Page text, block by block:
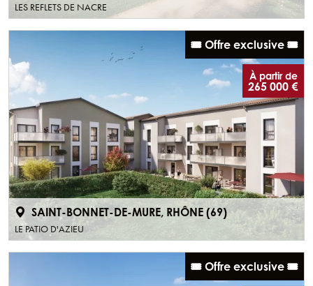
LES REFLETS DE NACRE
🎟️ Offre exclusive 🎟️
À partir de
265 000 €
SAINT-BONNET-DE-MURE, RHÔNE (69)
LE PATIO D'AZIEU
🎟️ Offre exclusive 🎟️